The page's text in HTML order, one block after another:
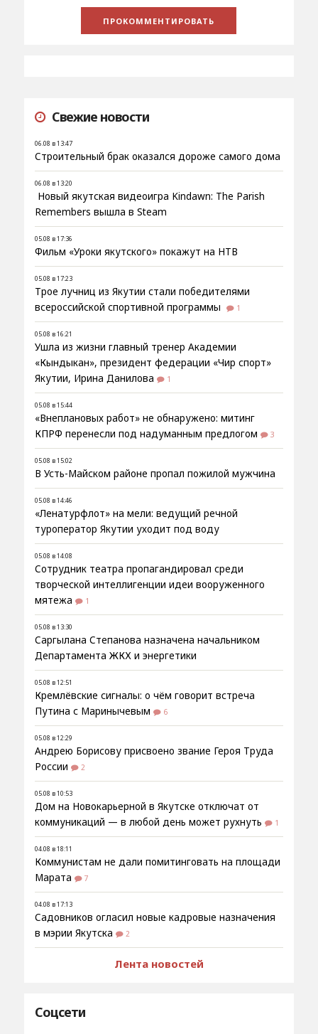
Свежие новости
06.08 в 13:47
Строительный брак оказался дороже самого дома
06.08 в 13:20
Новый якутская видеоигра Kindawn: The Parish
Remembers вышла в Steam
05.08 в 17:36
Фильм «Уроки якутского» покажут на НТВ
05.08 в 17:23
Трое лучниц из Якутии стали победителями
всероссийской спортивной программы
1
05.08 в 16:21
Ушла из жизни главный тренер Академии
«Кындыкан», президент федерации «Чир спорт»
Якутии, Ирина Данилова
1
05.08 в 15:44
«Внеплановых работ» не обнаружено: митинг
КПРФ перенесли под надуманным предлогом
3
05.08 в 15:02
В Усть-Майском районе пропал пожилой мужчина
05.08 в 14:46
«Ленатурфлот» на мели: ведущий речной
туроператор Якутии уходит под воду
05.08 в 14:08
Сотрудник театра пропагандировал среди
творческой интеллигенции идеи вооруженного
мятежа
1
05.08 в 13:30
Саргылана Степанова назначена начальником
Департамента ЖКХ и энергетики
05.08 в 12:51
Кремлёвские сигналы: о чём говорит встреча
Путина с Маринычевым
6
05.08 в 12:29
Андрею Борисову присвоено звание Героя Труда
России
2
05.08 в 10:53
Дом на Новокарьерной в Якутске отключат от
коммуникаций — в любой день может рухнуть
1
04.08 в 18:11
Коммунистам не дали помитинговать на площади
Марата
7
04.08 в 17:13
Садовников огласил новые кадровые назначения
в мэрии Якутска
2
Лента новостей
Соцсети